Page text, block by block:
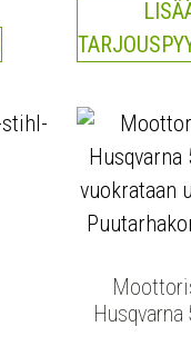
Husqvarna